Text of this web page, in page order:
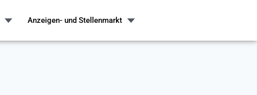
Anzeigen- und Stellenmarkt